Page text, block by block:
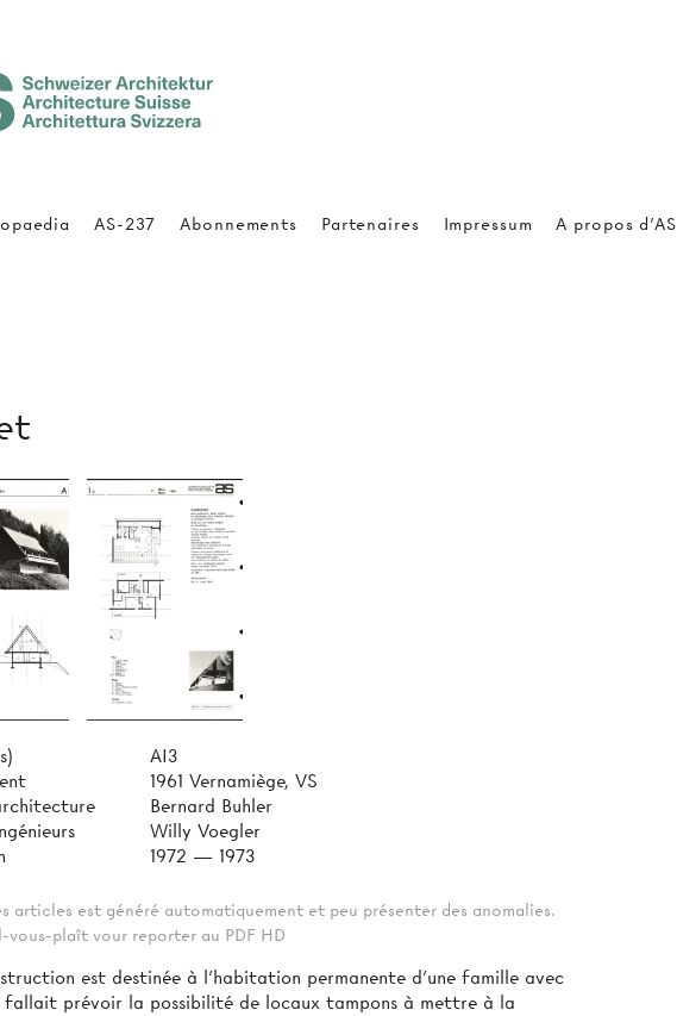
AI3
1961 Vernamiège, VS
Bernard Buhler
Willy Voegler
1972 — 1973
articles est généré automatiquement et peu présenter des anomalies.
vous-plaît vour reporter au PDF HD
est destinée à l'habitation permanente d’une famille avec
fallait prévoir la possibilité de locaux tampons à mettre à la
AS-237 Abonnements Partenaires Impressum A propos d'AS